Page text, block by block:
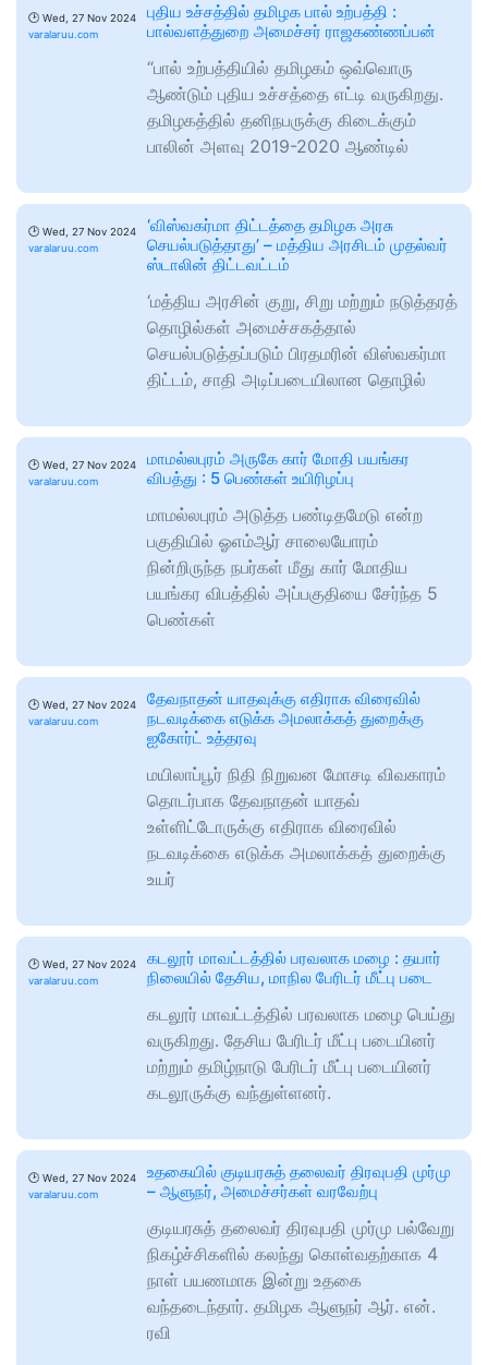
🕑 Wed, 27 Nov 2024
varalaruu.com
புதிய உச்சத்தில் தமிழக பால் உற்பத்தி :
பால்வளத்துறை அமைச்சர் ராஜகண்ணப்பன்
“பால் உற்பத்தியில் தமிழகம் ஒவ்வொரு
ஆண்டும் புதிய உச்சத்தை எட்டி வருகிறது.
தமிழகத்தில் தனிநபருக்கு கிடைக்கும்
பாலின் அளவு 2019-2020 ஆண்டில்
🕑 Wed, 27 Nov 2024
varalaruu.com
‘விஸ்வகர்மா திட்டத்தை தமிழக அரசு
செயல்படுத்தாது’ – மத்திய அரசிடம் முதல்வர்
ஸ்டாலின் திட்டவட்டம்
‘மத்திய அரசின் குறு, சிறு மற்றும் நடுத்தரத்
தொழில்கள் அமைச்சகத்தால்
செயல்படுத்தப்படும் பிரதமரின் விஸ்வகர்மா
திட்டம், சாதி அடிப்படையிலான தொழில்
🕑 Wed, 27 Nov 2024
varalaruu.com
மாமல்லபுரம் அருகே கார் மோதி பயங்கர
விபத்து : 5 பெண்கள் உயிரிழப்பு
மாமல்லபுரம் அடுத்த பண்டிதமேடு என்ற
பகுதியில் ஓஎம்ஆர் சாலையோரம்
நின்றிருந்த நபர்கள் மீது கார் மோதிய
பயங்கர விபத்தில் அப்பகுதியை சேர்ந்த 5
பெண்கள்
🕑 Wed, 27 Nov 2024
varalaruu.com
தேவநாதன் யாதவுக்கு எதிராக விரைவில்
நடவடிக்கை எடுக்க அமலாக்கத் துறைக்கு
ஐகோர்ட் உத்தரவு
மயிலாப்பூர் நிதி நிறுவன மோசடி விவகாரம்
தொடர்பாக தேவநாதன் யாதவ்
உள்ளிட்டோருக்கு எதிராக விரைவில்
நடவடிக்கை எடுக்க அமலாக்கத் துறைக்கு
உயர்
🕑 Wed, 27 Nov 2024
varalaruu.com
கடலூர் மாவட்டத்தில் பரவலாக மழை : தயார்
நிலையில் தேசிய, மாநில பேரிடர் மீட்பு படை
கடலூர் மாவட்டத்தில் பரவலாக மழை பெய்து
வருகிறது. தேசிய பேரிடர் மீட்பு படையினர்
மற்றும் தமிழ்நாடு பேரிடர் மீட்பு படையினர்
கடலூருக்கு வந்துள்ளனர்.
🕑 Wed, 27 Nov 2024
varalaruu.com
உதகையில் குடியரசுத் தலைவர் திரவுபதி முர்மு
– ஆளுநர், அமைச்சர்கள் வரவேற்பு
குடியரசுத் தலைவர் திரவுபதி முர்மு பல்வேறு
நிகழ்ச்சிகளில் கலந்து கொள்வதற்காக 4
நாள் பயணமாக இன்று உதகை
வந்தடைந்தார். தமிழக ஆளுநர் ஆர். என்.
ரவி